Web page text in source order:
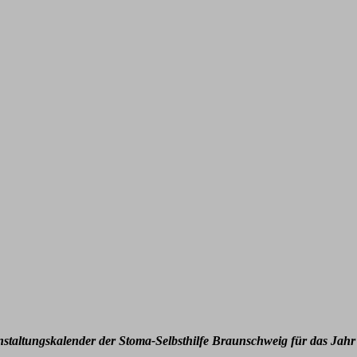
der Stoma-Selbsthilfe Braunschweig für das